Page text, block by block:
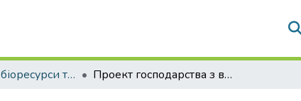
ОПП "Водні біоресурси та аквакультура" Проект господарства з вирощування товарної продукції раків